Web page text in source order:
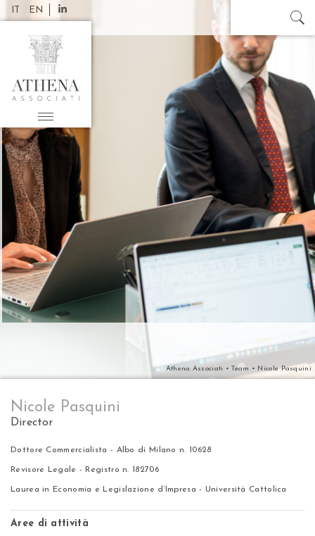
EN
Athena Associati •Team • Nicole Pasquini
Nicole Pasquini
Director
Dottore Commercialista - Albo di Milano n. 10628
Revisore Legale - Registro n. 182706
Laurea in Economia e Legislazione d’Impresa - Università Cattolica
Aree di attività